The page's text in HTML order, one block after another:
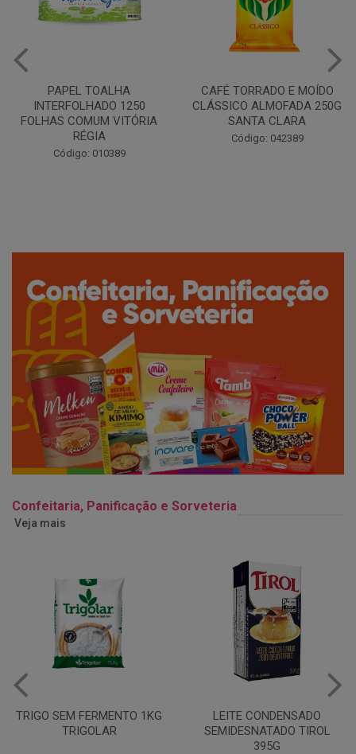
CAFÉ TORRADO E MOÍDO
CLÁSSICO ALMOFADA 250G
SANTA CLARA
Código: 042389
Copo Plástico Branco 180ml
Pacote c/100 - Cristalcopo
Código: 031413
Confeitaria, Panificação e Sorveteria
Veja mais
LEITE CONDENSADO
SEMIDESNATADO TIROL
CHANTILINHO EM PO 400G
MIX